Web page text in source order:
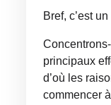
Bref, c’est
principaux
d’où les
commencer